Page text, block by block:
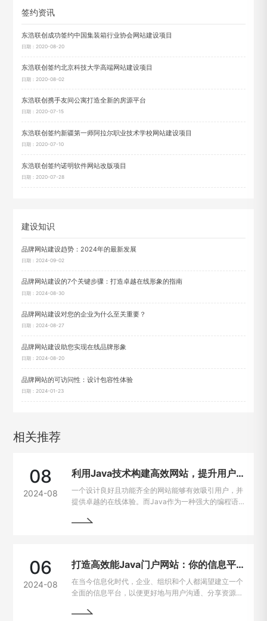
签约资讯
东浩联创成功签约中国集装箱行业协会网站建设项目
日期：2020-08-20
东浩联创签约北京科技大学高端网站建设项目
日期：2020-08-02
东浩联创携手友间公寓打造全新的房源平台
日期：2020-07-15
东浩联创签约新疆第一师阿拉尔职业技术学校网站建设项目
日期：2020-07-10
东浩联创签约诺明软件网站改版项目
日期：2020-07-28
建设知识
品牌网站建设趋势：2024年的最新发展
日期：2024-09-02
品牌网站建设的7个关键步骤：打造卓越在线形象的指南
日期：2024-08-30
品牌网站建设对您的企业为什么至关重要？
日期：2024-08-27
品牌网站建设助您实现在线品牌形象
日期：2024-08-20
品牌网站的可访问性：设计包容性体验
日期：2024-01-23
相关推荐
08
2024-08
利用Java技术构建高效网站，提升用户在线体验
一个设计良好且功能齐全的网站能够有效吸引用户，并
提供卓越的在线体验。而Java作为一种强大的编程语
的热门选择。
06
2024-08
打造高效能Java门户网站：你的信息平台解决方案
在当今信息化时代，企业、组织和个人都渴望建立一个
全面的信息平台，以便更好地与用户沟通、分享资源和
为构建门户网站的首选技术之一。